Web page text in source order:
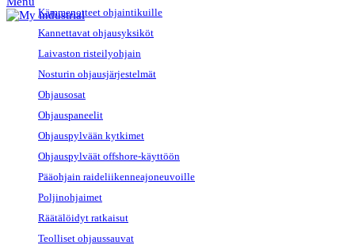
Kämmenotteet ohjaintikuille
Kannettavat ohjausyksiköt
Laivaston risteilyohjain
Nosturin ohjausjärjestelmät
Ohjausosat
Ohjauspaneelit
Ohjauspylvään kytkimet
Ohjauspylväät offshore-käyttöön
Pääohjain raideliikenneajoneuvoille
Poljinohjaimet
Räätälöidyt ratkaisut
Teolliset ohjaussauvat